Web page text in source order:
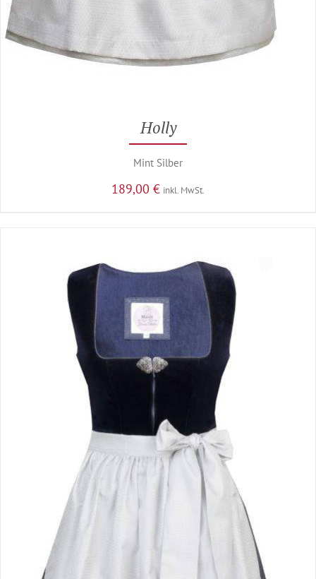
Holly
Mint Silber
189,00 € inkl. MwSt.